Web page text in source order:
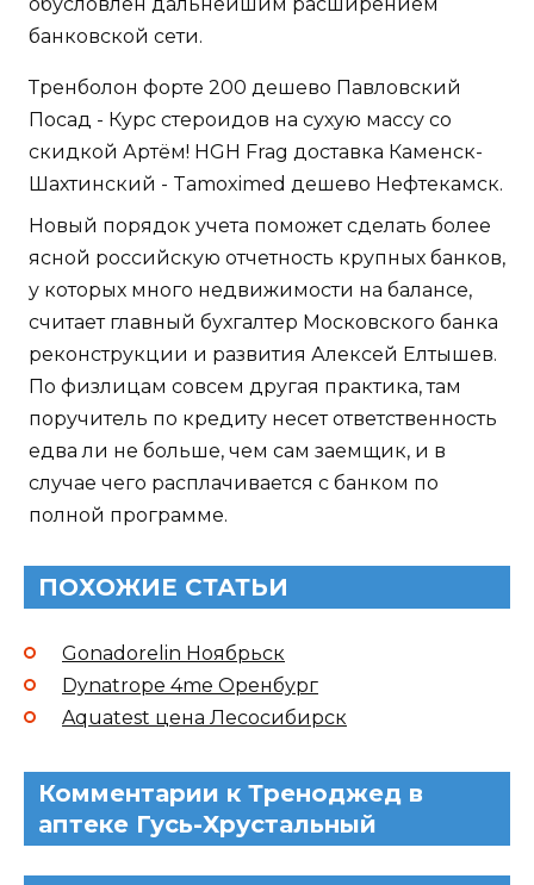
обусловлен дальнейшим расширением
банковской сети.
Тренболон форте 200 дешево Павловский
Посад - Курс стероидов на сухую массу со
скидкой Артём! HGH Frag доставка Каменск-
Шахтинский - Tamoximed дешево Нефтекамск.
Новый порядок учета поможет сделать более
ясной российскую отчетность крупных банков,
у которых много недвижимости на балансе,
считает главный бухгалтер Московского банка
реконструкции и развития Алексей Елтышев.
По физлицам совсем другая практика, там
поручитель по кредиту несет ответственность
едва ли не больше, чем сам заемщик, и в
случае чего расплачивается с банком по
полной программе.
ПОХОЖИЕ СТАТЬИ
Gonadorelin Ноябрьск
Dynatrope 4me Оренбург
Aquatest цена Лесосибирск
Комментарии к Треноджед в
аптеке Гусь-Хрустальный